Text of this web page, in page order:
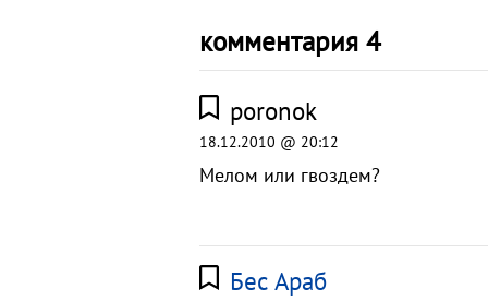
комментария 4
poronok
18.12.2010 @ 20:12
Мелом или гвоздем?
Бес Араб